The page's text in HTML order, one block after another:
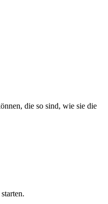
die so sind, wie sie die